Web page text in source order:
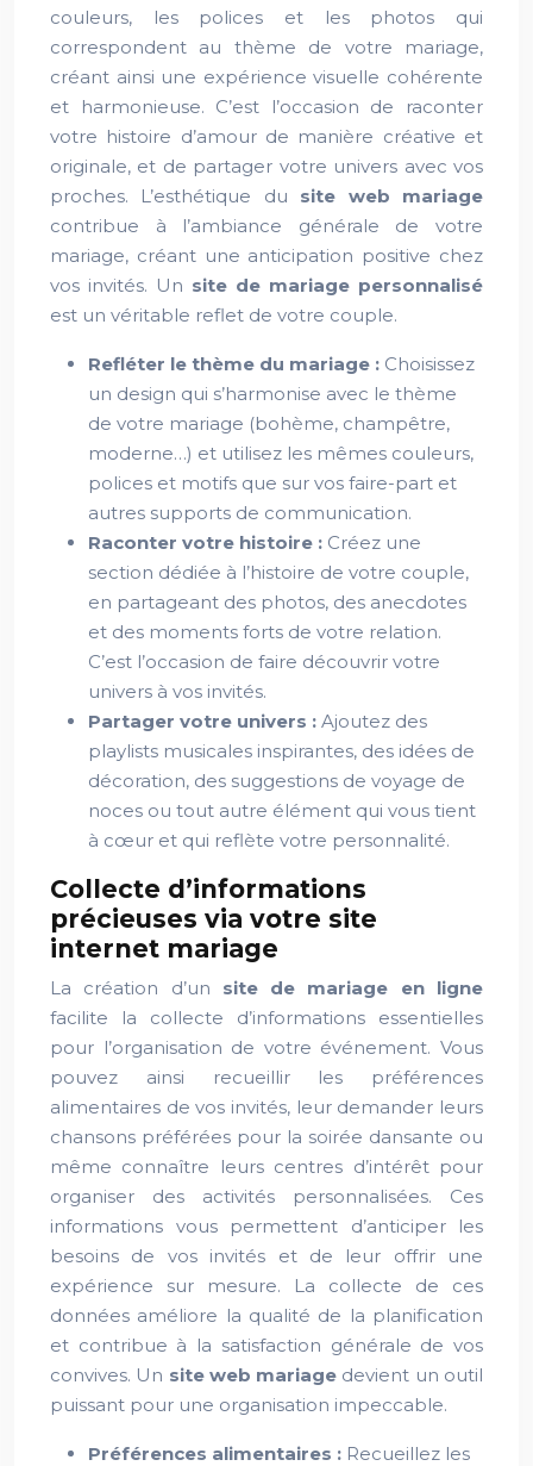
couleurs, les polices et les photos qui
correspondent au thème de votre mariage,
créant ainsi une expérience visuelle cohérente
et harmonieuse. C’est l’occasion de raconter
votre histoire d’amour de manière créative et
originale, et de partager votre univers avec vos
proches. L’esthétique du site web mariage
contribue à l’ambiance générale de votre
mariage, créant une anticipation positive chez
vos invités. Un site de mariage personnalisé
est un véritable reflet de votre couple.
Refléter le thème du mariage : Choisissez
un design qui s’harmonise avec le thème
de votre mariage (bohème, champêtre,
moderne…) et utilisez les mêmes couleurs,
polices et motifs que sur vos faire-part et
autres supports de communication.
Raconter votre histoire : Créez une
section dédiée à l’histoire de votre couple,
en partageant des photos, des anecdotes
et des moments forts de votre relation.
C’est l’occasion de faire découvrir votre
univers à vos invités.
Partager votre univers : Ajoutez des
playlists musicales inspirantes, des idées de
décoration, des suggestions de voyage de
noces ou tout autre élément qui vous tient
à cœur et qui reflète votre personnalité.
Collecte d’informations
précieuses via votre site
internet mariage
La création d’un site de mariage en ligne
facilite la collecte d’informations essentielles
pour l’organisation de votre événement. Vous
pouvez ainsi recueillir les préférences
alimentaires de vos invités, leur demander leurs
chansons préférées pour la soirée dansante ou
même connaître leurs centres d’intérêt pour
organiser des activités personnalisées. Ces
informations vous permettent d’anticiper les
besoins de vos invités et de leur offrir une
expérience sur mesure. La collecte de ces
données améliore la qualité de la planification
et contribue à la satisfaction générale de vos
convives. Un site web mariage devient un outil
puissant pour une organisation impeccable.
Préférences alimentaires : Recueillez les